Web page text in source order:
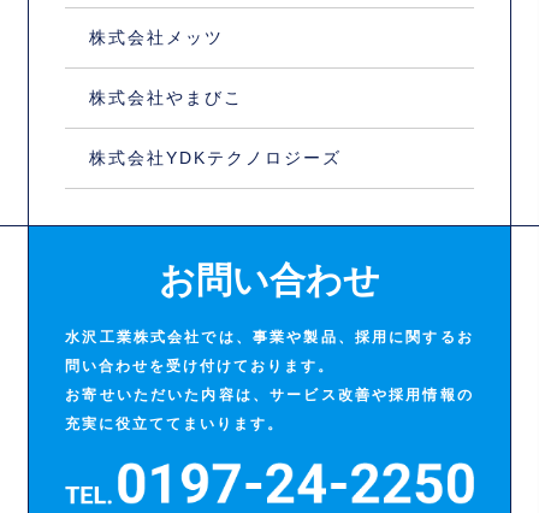
株式会社メッツ
株式会社やまびこ
株式会社YDKテクノロジーズ
お問い合わせ
水沢工業株式会社では、事業や製品、採用に関するお
問い合わせを受け付けております。
お寄せいただいた内容は、サービス改善や採用情報の
充実に役立ててまいります。